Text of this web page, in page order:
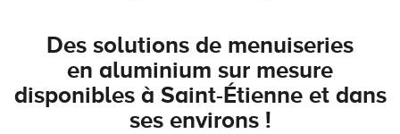
Des solutions de menuiseries
en aluminium sur mesure
disponibles à Saint-Étienne et dans
ses environs !